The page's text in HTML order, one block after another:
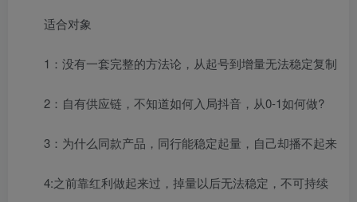
适合对象
1：没有一套完整的方法论，从起号到增量无法稳定复制
2：自有供应链，不知道如何入局抖音，从0-1如何做?
3：为什么同款产品，同行能稳定起量，自己却播不起来
4:之前靠红利做起来过，掉量以后无法稳定，不可持续